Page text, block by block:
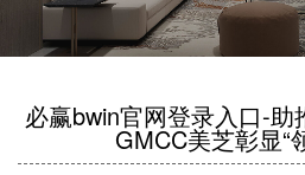
必赢bwin官网登录入口-
GMCC美芝彰显“